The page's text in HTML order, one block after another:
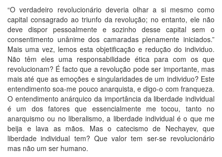
“O verdadeiro revolucionário deveria olhar a si mesmo como
capital consagrado ao triunfo da revolução; no entanto, ele não
deve dispor pessoalmente e sozinho desse capital sem o
consentimento unânime dos camaradas plenamente iniciados.”
Mais uma vez, lemos esta objetificação e redução do individuo.
Não têm eles uma responsabilidade ética para com os que
revolucionam? É facto que a revolução pode ser importante, mas
mais até que as emoções e singularidades de um individuo? Este
entendimento soa-me pouco anarquista, e digo-o com franqueza.
O entendimento anárquico da importância da liberdade individual
é um dos fatores que essencialmente me tocou, tanto no
anarquismo ou no liberalismo, a liberdade individual é o que me
beija e lava as mãos. Mas o catecismo de Nechayev, que
liberdade individual tem? Que valor tem ser-se revolucionário
mas não um ser humano.